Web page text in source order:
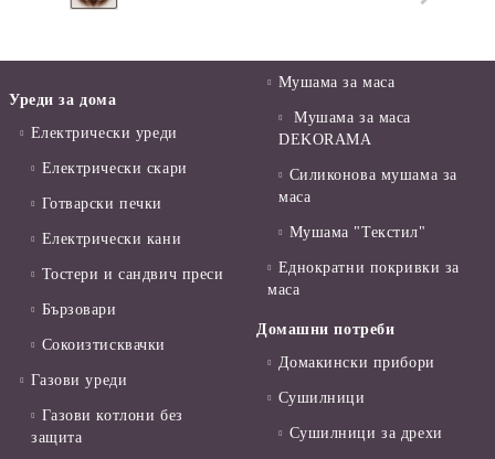
Уреди за дома
Електрически уреди
Електрически скари
Готварски печки
Електрически кани
Тостери и сандвич преси
Бързовари
Сокоизтисквачки
Газови уреди
Газови котлони без
защита
Мушама за маса
Мушама за маса
DEKORAMA
Силиконова мушама за
маса
Мушама "Текстил"
Еднократни покривки за
маса
Домашни потреби
Домакински прибори
Сушилници
Сушилници за дрехи